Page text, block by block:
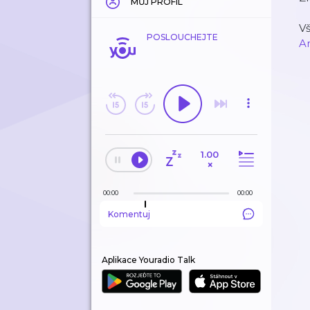
POSLOUCHEJTE
1.00
×
00:00 00:00
Komentuj
Aplikace Youradio Talk